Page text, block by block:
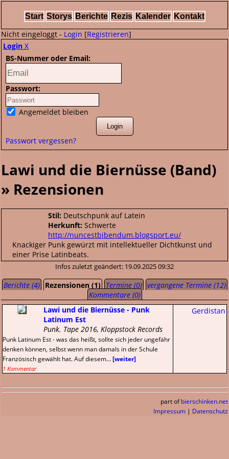
Start Storys Berichte Rezis Kalender Kontakt
Nicht eingeloggt - Login [Registrieren]
Login X
BS-Nummer oder Email:
Passwort:
Angemeldet bleiben
Passwort vergessen?
Lawi und die Biernüsse (Band)
» Rezensionen
Stil: Deutschpunk auf Latein
Herkunft: Schwerte
http://nuncestbibendum.blogsport.eu/
Knackiger Punk gewürzt mit intellektueller Dichtkunst und
einer Prise Latinbeats.
Infos zuletzt geändert: 19.09.2025 09:32
Berichte (4) Rezensionen (1) Termine (0) vergangene Termine (12)
Kommentare (0)
Gerdistan
Lawi und die Biernüsse - Punk
Latinum Est
Punk. Tape 2016, Kloppstock Records
Punk Latinum Est - was das heißt, sollte sich jeder ungefähr
denken können, selbst wenn man damals in der Schule
Französisch gewählt hat. Auf diesem... [weiter]
1 Kommentar
part of bierschinken.net
Impressum | Datenschutz